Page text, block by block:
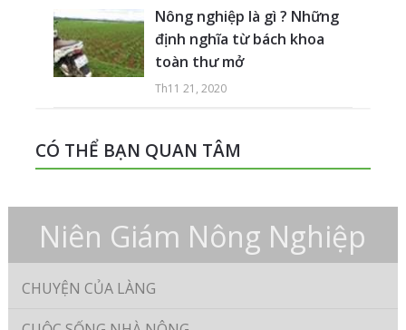
Nông nghiệp là gì ? Những
định nghĩa từ bách khoa
toàn thư mở
Th11 21, 2020
CÓ THỂ BẠN QUAN TÂM
Niên Giám Nông Nghiệp
CHUYỆN CỦA LÀNG